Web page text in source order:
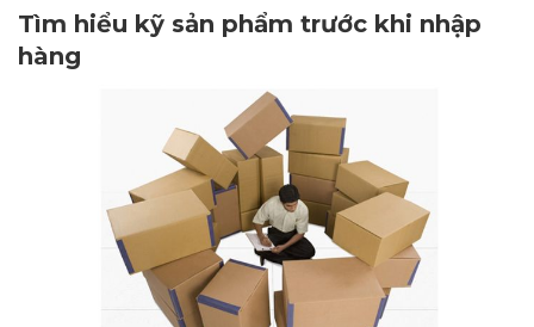
Tìm hiểu kỹ sản phẩm trước khi nhập
hàng